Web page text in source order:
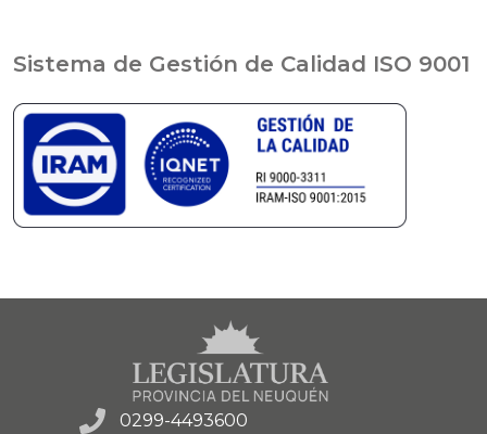
Sistema de Gestión de Calidad ISO 9001
0299-4493600